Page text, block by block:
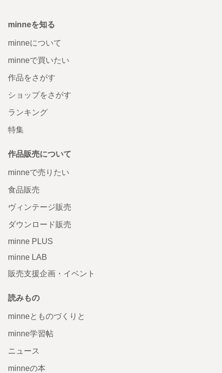
minneを知る
minneについて
minneで買いたい
作品をさがす
ショップをさがす
ランキング
特集
作品販売について
minneで売りたい
食品販売
ヴィンテージ販売
ダウンロード販売
minne PLUS
minne LAB
販売支援企画・イベント
読みもの
minneとものづくりと
minne学習帖
ニュース
minneの本